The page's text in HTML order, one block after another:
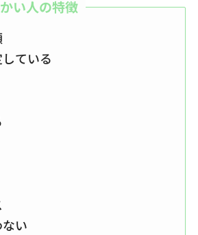
い人の特徴
ている
い